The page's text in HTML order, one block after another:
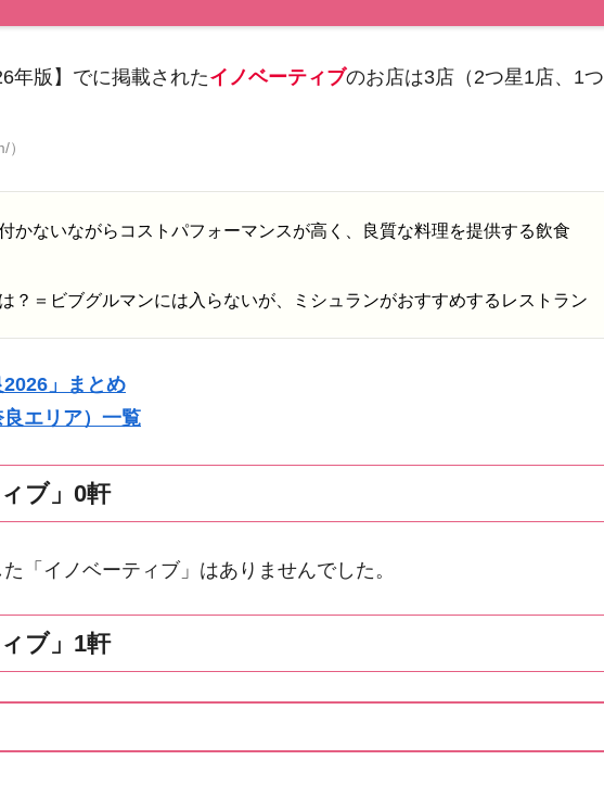
年版】でに掲載されたイノベーティブのお店は3店（2つ星1店、1つ
かないながらコストパフォーマンスが高く、良質な料理を提供する飲食
？＝ビブグルマンには入らないが、ミシュランがおすすめするレストラン
2026」まとめ
エリア）一覧
ブ」0軒
「イノベーティブ」はありませんでした。
ブ」1軒